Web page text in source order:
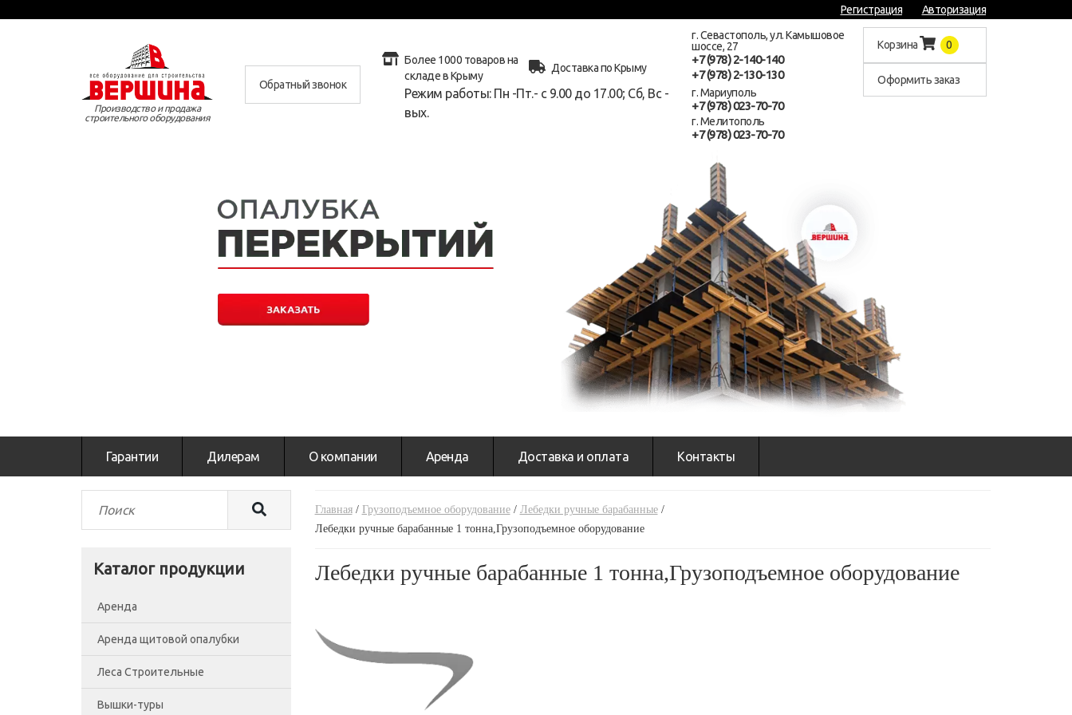
Регистрация Авторизация
Производство и продажа
строительного оборудования
Обратный звонок
Более 1000 товаров на
складе в Крыму
Доставка по Крыму
Режим работы: Пн -Пт.- с 9.00 до 17.00; Сб, Вс -
вых.
г. Севастополь, ул. Камышовое
шоссе, 27
+7 (978) 2-140-140
+7 (978) 2-130-130
г. Мариуполь
+7 (978) 023-70-70
г. Мелитополь
+7 (978) 023-70-70
Корзина 0
Оформить заказ
Гарантии Дилерам О компании Аренда Доставка и оплата Контакты
Каталог продукции
Аренда
Аренда щитовой опалубки
Леса Строительные
Леса рамные
Вышки-туры
Главная/ Грузоподъемное оборудование/ Лебедки ручные барабанные/
Лебедки ручные барабанные 1 тонна,Грузоподъемное оборудование
Лебедки ручные барабанные 1 тонна,Грузоподъемное оборудование